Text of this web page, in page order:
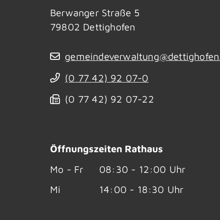
Berwanger Straße 5
79802 Dettighofen
(0 77 42) 92 07-0
(0 77 42) 92 07-22
Öffnungszeiten Rathaus
Mo - Fr
08:30 - 12:00 Uhr
Mi
14:00 - 18:30 Uhr